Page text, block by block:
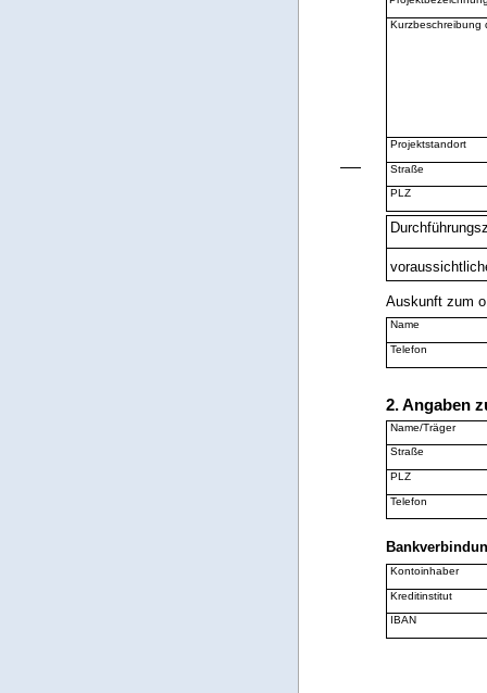
Name/Träger
Straße
PLZ
Telefon
PLZ
Projektstandort
Kurzbeschreibung
Auskunft zum
Name
Telefon
2. Angaben
Straße
Kreditinstitut
Kontoinhaber
IBAN